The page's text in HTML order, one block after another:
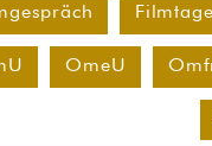
OmeU